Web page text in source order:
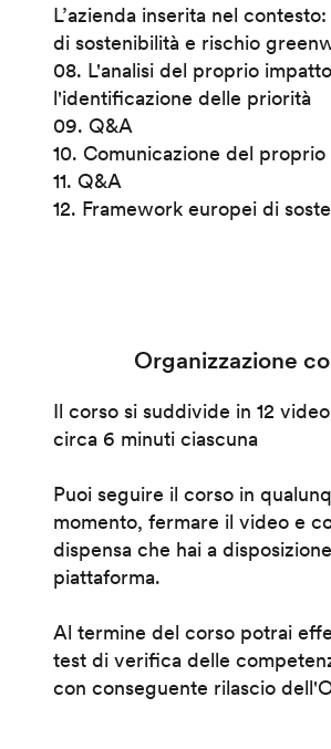
L’azienda inserita nel
di sostenibilità e rischio
08. L'analisi del proprio
l'identificazione delle priorità
09. Q&A
10. Comunicazione del
11. Q&A
12. Framework europei di
Organizzazione
Il corso si suddivide in 12
circa 6 minuti ciascuna
Puoi seguire il corso in
momento, fermare il video e
dispensa che hai a
piattaforma.
Al termine del corso potrai
test di verifica delle
con conseguente rilascio